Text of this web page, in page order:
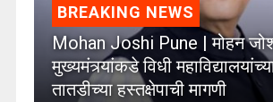
BREAKING NEWS
Mohan Joshi Pune | मोहन
मुख्यमंत्र्यांकडे विधी
तातडीच्या हस्तक्षेपाची मागणी